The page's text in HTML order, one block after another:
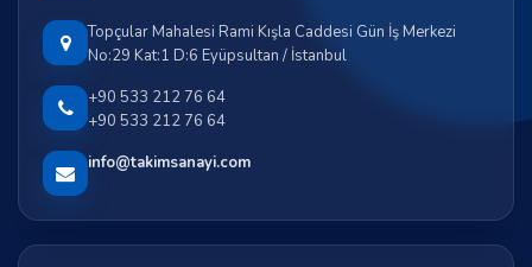
Topçular Mahalesi Rami Kışla Caddesi Gün İş Merkezi
No:29 Kat:1 D:6 Eyüpsultan / İstanbul
+90 533 212 76 64
+90 533 212 76 64
info@takimsanayi.com